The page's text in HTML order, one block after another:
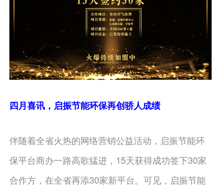
四月喜讯，启振节能环保再创骄人成绩
伴随着全省火热的网络营销公益活动，启振节能环
保平台商办一路高歌猛进，15天获得成功签下30家
合作方，在全省再添30家新平台。可见，启振节能